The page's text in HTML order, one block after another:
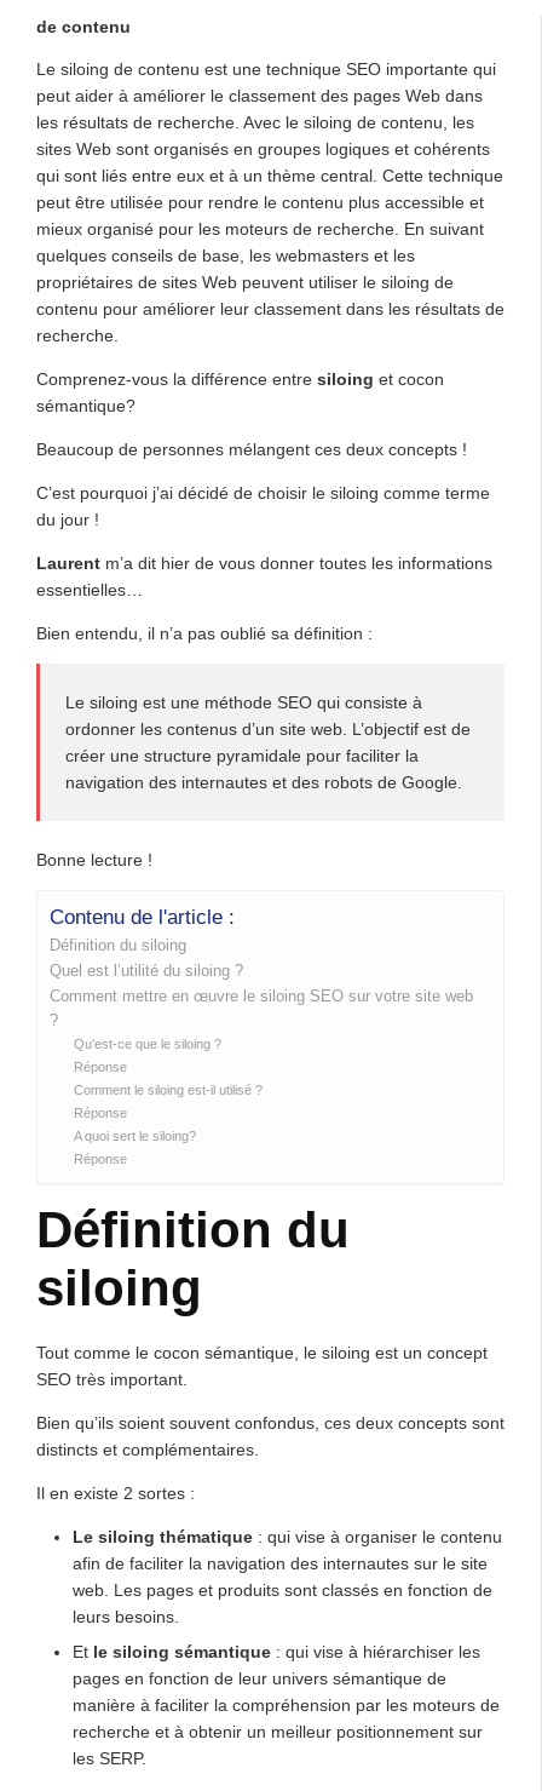
de contenu
Le siloing de contenu est une technique SEO importante qui
peut aider à améliorer le classement des pages Web dans
les résultats de recherche. Avec le siloing de contenu, les
sites Web sont organisés en groupes logiques et cohérents
qui sont liés entre eux et à un thème central. Cette technique
peut être utilisée pour rendre le contenu plus accessible et
mieux organisé pour les moteurs de recherche. En suivant
quelques conseils de base, les webmasters et les
propriétaires de sites Web peuvent utiliser le siloing de
contenu pour améliorer leur classement dans les résultats de
recherche.
Comprenez-vous la différence entre siloing et cocon
sémantique?
Beaucoup de personnes mélangent ces deux concepts !
C’est pourquoi j’ai décidé de choisir le siloing comme terme
du jour !
Laurent m’a dit hier de vous donner toutes les informations
essentielles…
Bien entendu, il n’a pas oublié sa définition :
Le siloing est une méthode SEO qui consiste à
ordonner les contenus d’un site web. L’objectif est de
créer une structure pyramidale pour faciliter la
navigation des internautes et des robots de Google.
Bonne lecture !
Contenu de l'article :
Définition du siloing
Quel est l’utilité du siloing ?
Comment mettre en œuvre le siloing SEO sur votre site web
?
Qu’est-ce que le siloing ?
Réponse
Comment le siloing est-il utilisé ?
Réponse
A quoi sert le siloing?
Réponse
Définition du
siloing
Tout comme le cocon sémantique, le siloing est un concept
SEO très important.
Bien qu’ils soient souvent confondus, ces deux concepts sont
distincts et complémentaires.
Il en existe 2 sortes :
Le siloing thématique : qui vise à organiser le contenu
afin de faciliter la navigation des internautes sur le site
web. Les pages et produits sont classés en fonction de
leurs besoins.
Et le siloing sémantique : qui vise à hiérarchiser les
pages en fonction de leur univers sémantique de
manière à faciliter la compréhension par les moteurs de
recherche et à obtenir un meilleur positionnement sur
les SERP.